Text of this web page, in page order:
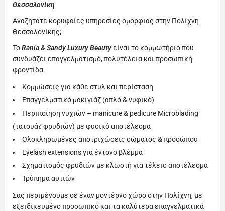
Θεσσαλονίκη
Αναζητάτε κορυφαίες υπηρεσίες ομορφιάς στην Πολίχνη
Θεσσαλονίκης;
ΤοRania & Sandy Luxury Beautyείναι το κομμωτήριο που
συνδυάζει επαγγελματισμό, πολυτέλεια και προσωπική
φροντίδα.
Κομμώσεις για κάθε στυλ και περίσταση
Επαγγελματικό μακιγιάζ (απλό & νυφικό)
Περιποίηση νυχιών – manicure & pedicure Microblading
(τατουάζ φρυδιών) με φυσικό αποτέλεσμα
Ολοκληρωμένες αποτριχώσεις σώματος & προσώπου
Eyelash extensions για έντονο βλέμμα
Σχηματισμός φρυδιών με κλωστή για τέλειο αποτέλεσμα
Τρύπημα αυτιών
Σας περιμένουμε σε έναν μοντέρνο χώρο στην Πολίχνη, με
εξειδικευμένο προσωπικό και τα καλύτερα επαγγελματικά